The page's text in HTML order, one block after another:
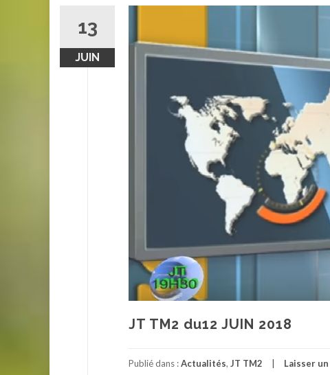
13
JUIN
JT TM2 du12 JUIN 2018
Publié dans :Actualités, JT TM2 Laisser